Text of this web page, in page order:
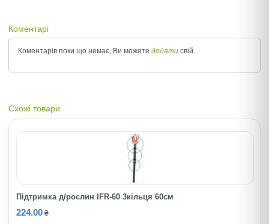
Коментарі
Коментарів поки що немає, Ви можете додати свій.
Схожі товари
Підтримка д/рослин IFR-60 3кільця 60см
224.00 ₴